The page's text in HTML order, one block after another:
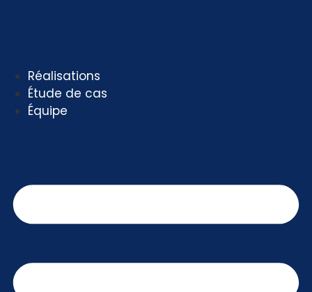
Réalisations
Étude de cas
Équipe